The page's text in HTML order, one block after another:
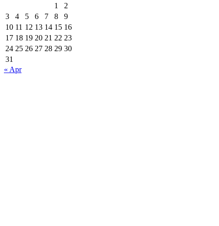
1
2
3
4 5 6 7 8
9
10 11 12 13 14 15 16
17 18 19 20 21 22 23
24 25 26 27 28 29 30
31
« Apr